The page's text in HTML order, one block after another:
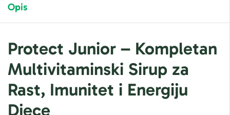
Opis
Protect Junior – Kompletan
Multivitaminski Sirup za
Rast, Imunitet i Energiju
Djece